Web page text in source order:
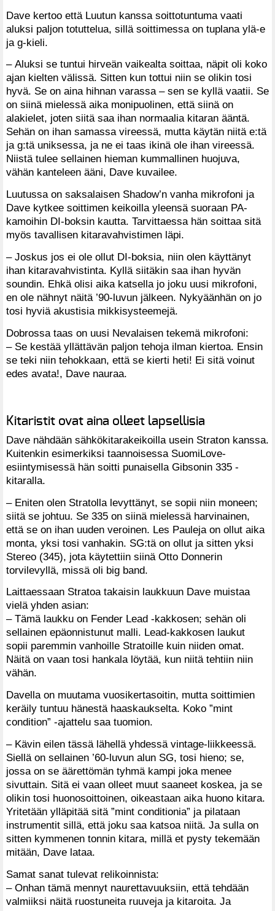
Dave kertoo että Luutun kanssa soittotuntuma vaati
aluksi paljon totuttelua, sillä soittimessa on tuplana ylä-e
ja g-kieli.
– Aluksi se tuntui hirveän vaikealta soittaa, näpit oli koko
ajan kielten välissä. Sitten kun tottui niin se olikin tosi
hyvä. Se on aina hihnan varassa – sen se kyllä vaatii. Se
on siinä mielessä aika monipuolinen, että siinä on
alakielet, joten siitä saa ihan normaalia kitaran ääntä.
Sehän on ihan samassa vireessä, mutta käytän niitä e:tä
ja g:tä uniksessa, ja ne ei taas ikinä ole ihan vireessä.
Niistä tulee sellainen hieman kummallinen huojuva,
vähän kanteleen ääni, Dave kuvailee.
Luutussa on saksalaisen Shadow’n vanha mikrofoni ja
Dave kytkee soittimen keikoilla yleensä suoraan PA-
kamoihin DI-boksin kautta. Tarvittaessa hän soittaa sitä
myös tavallisen kitaravahvistimen läpi.
– Joskus jos ei ole ollut DI-boksia, niin olen käyttänyt
ihan kitaravahvistinta. Kyllä siitäkin saa ihan hyvän
soundin. Ehkä olisi aika katsella jo joku uusi mikrofoni,
en ole nähnyt näitä ’90-luvun jälkeen. Nykyäänhän on jo
tosi hyviä akustisia mikkisysteemejä.
Dobrossa taas on uusi Nevalaisen tekemä mikrofoni:
– Se kestää yllättävän paljon tehoja ilman kiertoa. Ensin
se teki niin tehokkaan, että se kierti heti! Ei sitä voinut
edes avata!, Dave nauraa.
Kitaristit ovat aina olleet lapsellisia
Dave nähdään sähkökitarakeikoilla usein Straton kanssa.
Kuitenkin esimerkiksi taannoisessa SuomiLove-
esiintymisessä hän soitti punaisella Gibsonin 335 -
kitaralla.
– Eniten olen Stratolla levyttänyt, se sopii niin moneen;
siitä se johtuu. Se 335 on siinä mielessä harvinainen,
että se on ihan uuden veroinen. Les Pauleja on ollut aika
monta, yksi tosi vanhakin. SG:tä on ollut ja sitten yksi
Stereo (345), jota käytettiin siinä Otto Donnerin
torvilevyllä, missä oli big band.
Laittaessaan Stratoa takaisin laukkuun Dave muistaa
vielä yhden asian:
– Tämä laukku on Fender Lead -kakkosen; sehän oli
sellainen epäonnistunut malli. Lead-kakkosen laukut
sopii paremmin vanhoille Stratoille kuin niiden omat.
Näitä on vaan tosi hankala löytää, kun niitä tehtiin niin
vähän.
Davella on muutama vuosikertasoitin, mutta soittimien
keräily tuntuu hänestä haaskaukselta. Koko ”mint
condition” -ajattelu saa tuomion.
– Kävin eilen tässä lähellä yhdessä vintage-liikkeessä.
Siellä on sellainen ’60-luvun alun SG, tosi hieno; se,
jossa on se äärettömän tyhmä kampi joka menee
sivuttain. Sitä ei vaan olleet muut saaneet koskea, ja se
olikin tosi huonosoittoinen, oikeastaan aika huono kitara.
Yritetään ylläpitää sitä ”mint conditionia” ja pilataan
instrumentit sillä, että joku saa katsoa niitä. Ja sulla on
sitten kymmenen tonnin kitara, millä et pysty tekemään
mitään, Dave lataa.
Samat sanat tulevat relikoinnista:
– Onhan tämä mennyt naurettavuuksiin, että tehdään
valmiiksi näitä ruostuneita ruuveja ja kitaroita. Ja